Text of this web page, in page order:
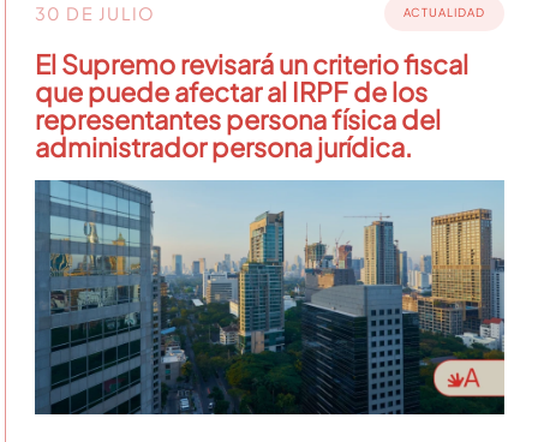
30 DE JULIO ACTUALIDAD
El Supremo revisará un criterio fiscal
que puede afectar al IRPF de los
representantes persona física del
administrador persona jurídica.